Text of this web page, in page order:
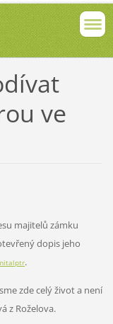
ve
majitelů zámku
dopis jeho
.
zde celý život a není
z Roželova.